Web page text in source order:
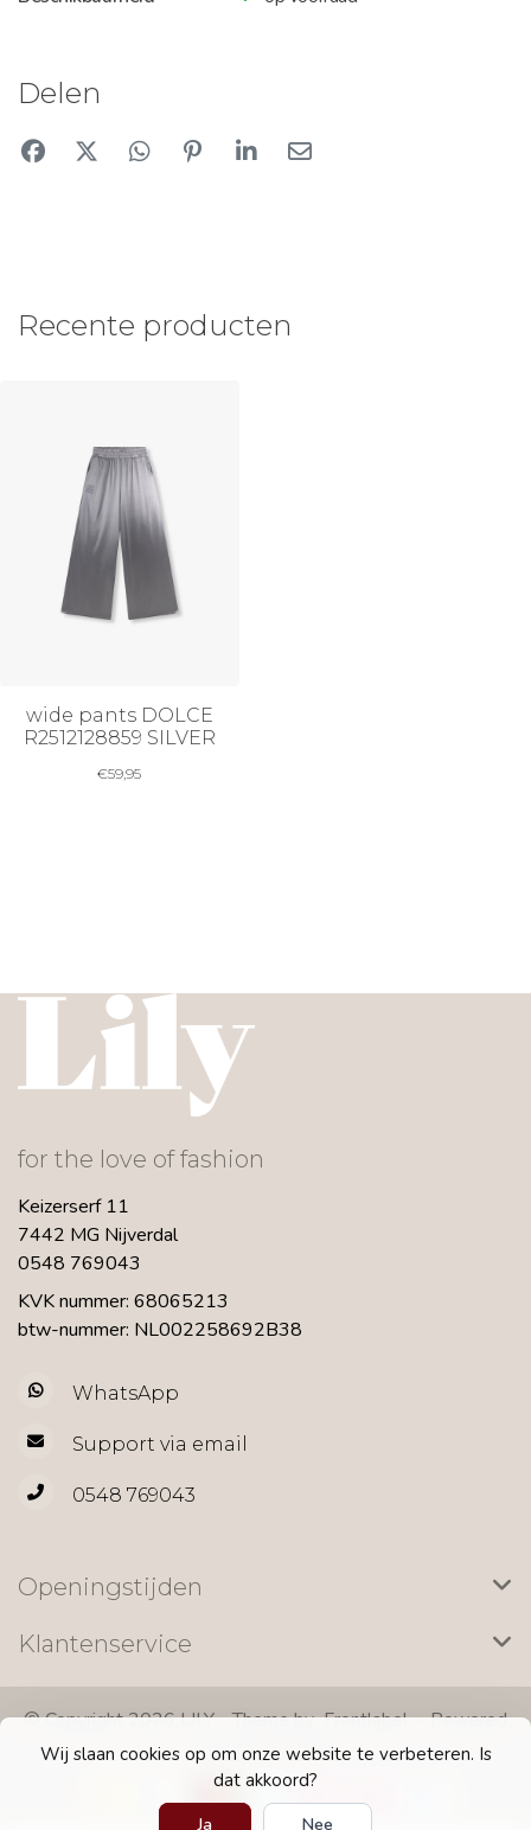
Wij slaan cookies op om onze website te verbeteren. Is
dat akkoord?
Ja Nee
Delen
Recente producten
wide pants DOLCE
R2512128859 SILVER
€59,95
for the love of fashion
Keizerserf 11
7442 MG Nijverdal
0548 769043
KVK nummer: 68065213
btw-nummer: NL002258692B38
WhatsApp
Support via email
0548 769043
Openingstijden
Klantenservice
© Copyright 2026 LILY - Theme byFrontlabel- Powered
byLightspeed